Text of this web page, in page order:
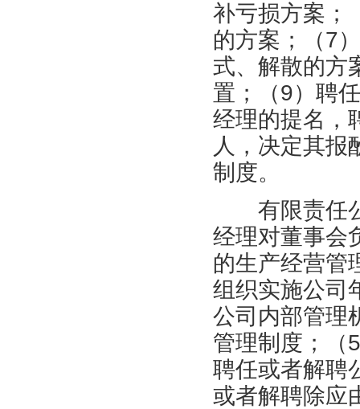
补亏损方案；
的方案；（7
式、解散的方
置；（9）聘
经理的提名，
人，决定其报
制度。
有限责任公
经理对董事会
的生产经营管
组织实施公司
公司内部管理
管理制度；（
聘任或者解聘
或者解聘除应